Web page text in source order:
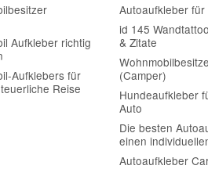
Aufkleber richtig
Aufklebers für
Reise
Autoaufkleber für
id 145
& Zitate
(Camper)
Hundeaufkleber
Auto
Die besten
einen
Autoaufkleber